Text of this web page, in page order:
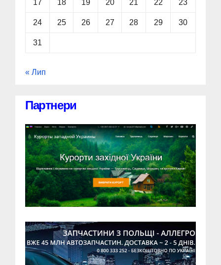
17 18 19 20 21 22 23
24 25 26 27 28 29 30
31
« Лип
Партнери